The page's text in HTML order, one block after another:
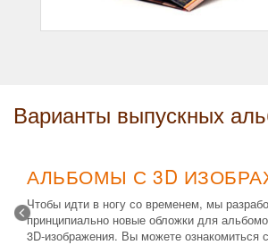
Варианты выпускных
АЛЬБОМЫ С 3D
Чтобы идти в ногу со временем, мы
принципиально новые обложки для
3D-изображения. Вы можете ознакомиться